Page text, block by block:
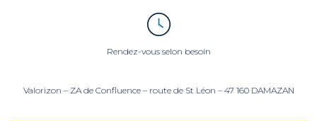
Rendez-vous selon besoin
Valorizon – ZA de Confluence – route de St Léon – 47 160 DAMAZAN